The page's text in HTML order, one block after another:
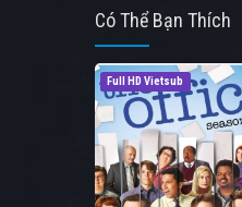
Có Thể Bạn Thích
Full HD Vietsub